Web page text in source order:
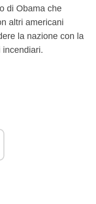
di Obama che
altri americani
la nazione con la
incendiari.